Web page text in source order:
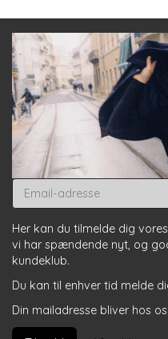
Email-
adresse
Her kan du tilmelde dig
vi har spændende nyt, og
kundeklub.
Du kan til enhver tid melde
Din mailadresse bliver hos os.